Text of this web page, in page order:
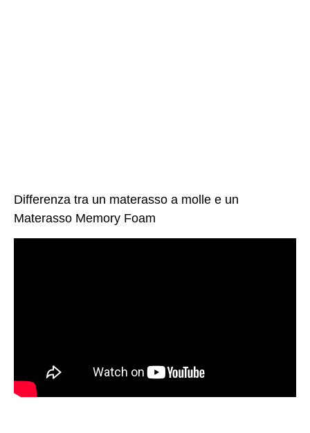
Differenza tra un materasso a molle e un
Materasso Memory Foam